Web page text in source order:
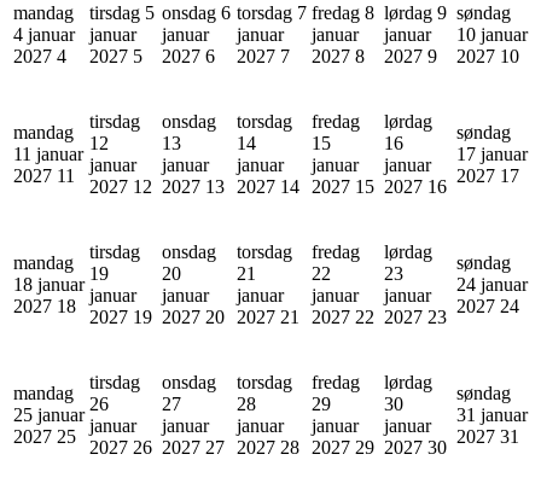
mandag
4 januar
2027 4
tirsdag 5
januar
2027 5
onsdag 6
januar
2027 6
torsdag 7
januar
2027 7
fredag 8
januar
2027 8
lørdag 9
januar
2027 9
søndag
10 januar
2027 10
mandag
11 januar
2027 11
tirsdag
12
januar
2027 12
onsdag
13
januar
2027 13
torsdag
14
januar
2027 14
fredag
15
januar
2027 15
lørdag
16
januar
2027 16
søndag
17 januar
2027 17
mandag
18 januar
2027 18
tirsdag
19
januar
2027 19
onsdag
20
januar
2027 20
torsdag
21
januar
2027 21
fredag
22
januar
2027 22
lørdag
23
januar
2027 23
søndag
24 januar
2027 24
mandag
25 januar
2027 25
tirsdag
26
januar
2027 26
onsdag
27
januar
2027 27
torsdag
28
januar
2027 28
fredag
29
januar
2027 29
lørdag
30
januar
2027 30
søndag
31 januar
2027 31